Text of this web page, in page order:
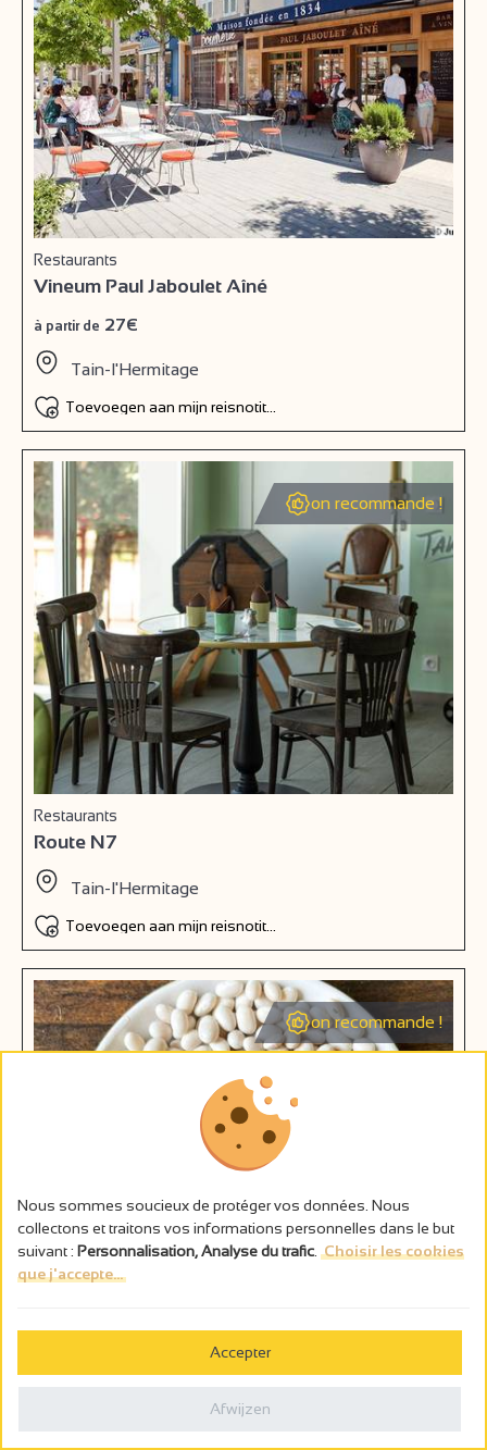
Restaurants
Vineum Paul Jaboulet Aîné
à partir de 27€
Tain-l'Hermitage
Toevoegen aan mijn reisnotitieboek
on recommande !
Restaurants
Route N7
Tain-l'Hermitage
Toevoegen aan mijn reisnotitieboek
on recommande !
Restaurants
Restaurant le Chant de la Source - Château de
Nous sommes soucieux de protéger vos données. Nous
collectons et traitons vos informations personnelles dans le but
suivant : Personnalisation, Analyse du trafic Choisir les cookies
que j'accepte...
Accepter
Afwijzen